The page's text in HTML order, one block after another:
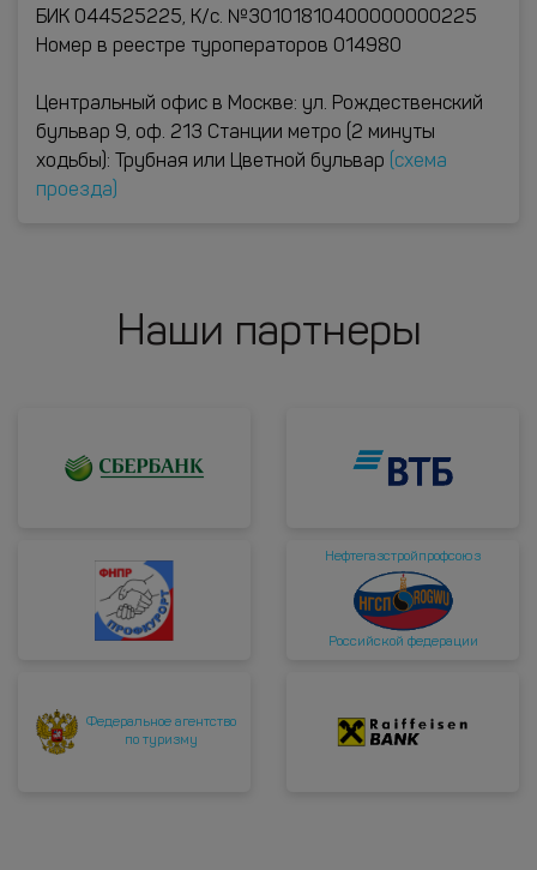
БИК 044525225, К/с. №30101810400000000225
Номер в реестре туроператоров 014980
Центральный офис в Москве: ул. Рождественский
бульвар 9, оф. 213 Станции метро (2 минуты
ходьбы): Трубная или Цветной бульвар
(схема
проезда)
Наши партнеры
Нефтегазстройпрофсоюз
Российской федерации
Федеральное агентство
по туризму